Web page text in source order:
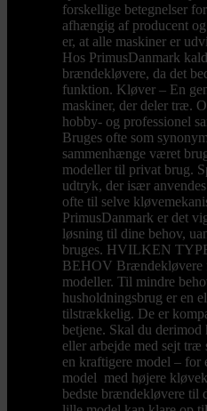
forskellige betegnelser
afhængig af producent
er, at alle maskiner er
Hos PrimusDanmark
brændekløvere, da det
funktion. Kløver – En
maskiner, der deler træ.
hobby- og professionel
Bruges ofte som
sammenhænge været
modeller til privat brug.
udtryk, der især
ofte til selve
PrimusDanmark er det
løsning til dine behov,
bruges. HVILKEN
BEHOV Brændekløvere
modeller. Til mindre
husholdningsbrug er en
tilstrækkelig. De er
betjene. Skal du
eller arbejde med sejt træ
en kraftigere model – for
model med højere
bedste brændekløvere til